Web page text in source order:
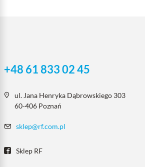
+48 61 833 02 45
ul. Jana Henryka Dąbrowskiego 303
60-406 Poznań
sklep@rf.com.pl
Sklep RF